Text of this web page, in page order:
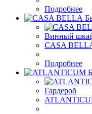
Подробнее
Винный
CASA
Подробнее
Гардероб